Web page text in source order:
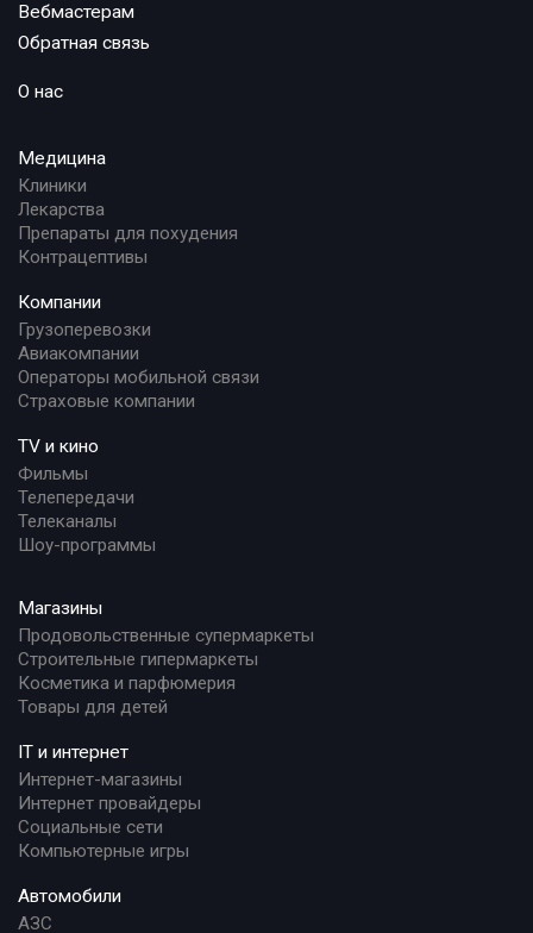
Вебмастерам
Обратная связь
О нас
Медицина
Клиники
Лекарства
Препараты для похудения
Контрацептивы
Компании
Грузоперевозки
Авиакомпании
Операторы мобильной связи
Страховые компании
TV и кино
Фильмы
Телепередачи
Телеканалы
Шоу-программы
Магазины
Продовольственные супермаркеты
Строительные гипермаркеты
Косметика и парфюмерия
Товары для детей
IT и интернет
Интернет-магазины
Интернет провайдеры
Социальные сети
Компьютерные игры
Автомобили
АЗС